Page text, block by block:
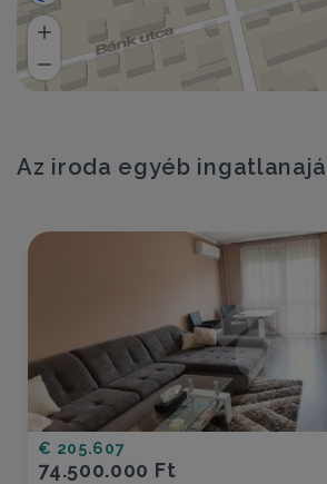
Az iroda egyéb
€ 205.607
74.500.000 Ft